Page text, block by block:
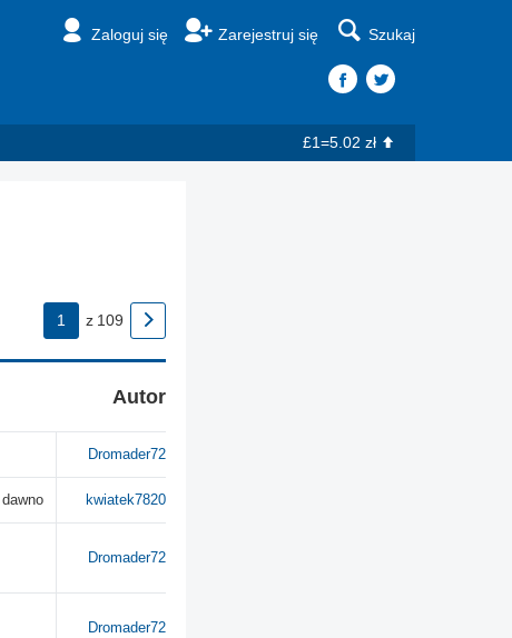
Zaloguj się Zarejestruj się Szukaj
£1=5.02 zł
1 z 109
Autor
Dromader72
kwiatek7820
Dromader72
Dromader72